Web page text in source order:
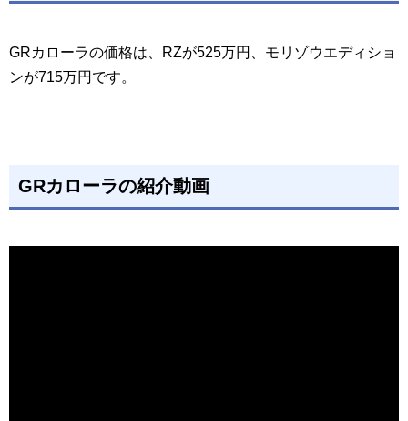
GRカローラの価格は、RZが525万円、モリゾウエディショ
ンが715万円です。
GRカローラの紹介動画